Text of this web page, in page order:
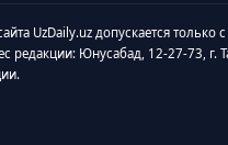
UzDaily.uz допускается
редакции: Юнусабад, 12-27-73,